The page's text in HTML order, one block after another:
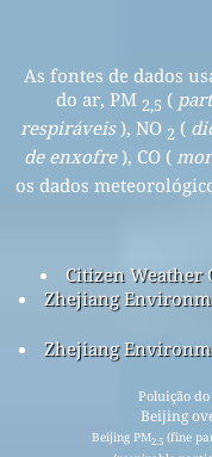
As fontes de dados
do ar, PM 2,5 (
respiráveis), NO 2 (
de enxofre), CO (
os dados
Citizen Weather
Zhejiang
Zhejiang
Poluição
Beijing
Beijing PM2.5 (fine